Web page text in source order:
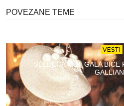
POVEZANE TEME
VESTI
SLEDEĆA MET GALA BIĆE